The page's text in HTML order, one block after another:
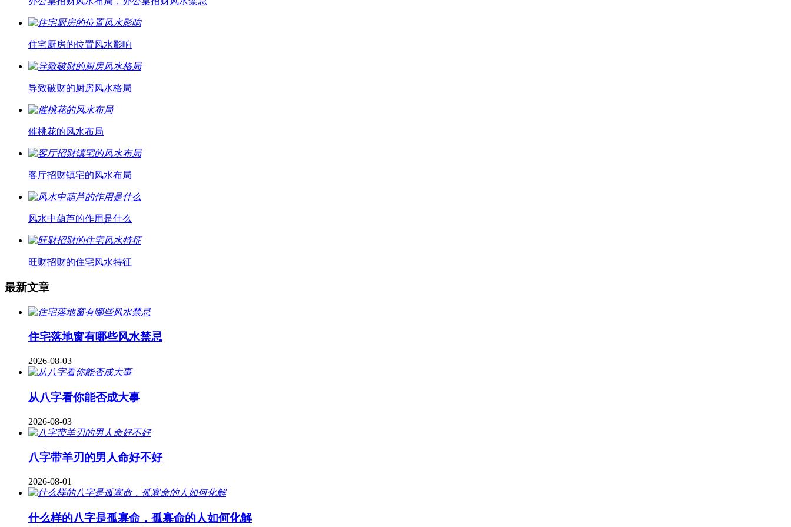
住宅厨房的位置风水影响
导致破财的厨房风水格局
催桃花的风水布局
客厅招财镇宅的风水布局
风水中葫芦的作用是什么
旺财招财的住宅风水特征
最新文章
住宅落地窗有哪些风水禁忌
2026-08-03
从八字看你能否成大事
2026-08-03
八字带羊刃的男人命好不好
2026-08-01
什么样的八字是孤寡命，孤寡命的人如何化解